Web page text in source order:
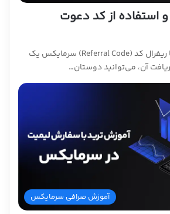
استفاده از کد دعوت
کد دعوت از دوستان یا ریفرال کد (Referral Code) سرمایکس یک
آن، می‌توانید دوستان…
آموزش صرافی سرمایکس